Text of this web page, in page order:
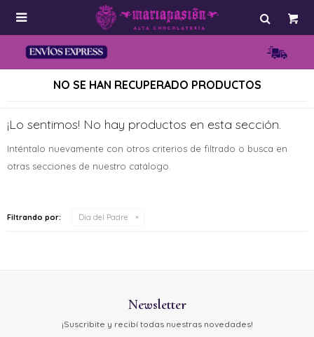

NO SE HAN RECUPERADO PRODUCTOS
¡Lo sentimos! No hay productos en esta sección.
Inténtalo nuevamente con otros criterios de filtrado o busca en
otras secciones de nuestro catálogo.
Filtrando por: Día del Padre
Newsletter
¡Suscribite y recibí todas nuestras novedades!